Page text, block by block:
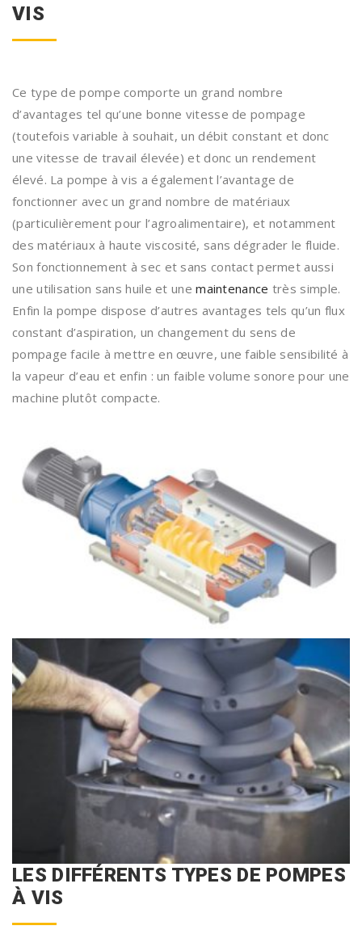
VIS
Ce type de pompe comporte un grand nombre
d’avantages tel qu’une bonne vitesse de pompage
(toutefois variable à souhait, un débit constant et donc
une vitesse de travail élevée) et donc un rendement
élevé. La pompe à vis a également l’avantage de
fonctionner avec un grand nombre de matériaux
(particulièrement pour l’agroalimentaire), et notamment
des matériaux à haute viscosité, sans dégrader le fluide.
Son fonctionnement à sec et sans contact permet aussi
une utilisation sans huile et unemaintenance très simple.
Enfin la pompe dispose d’autres avantages tels qu’un flux
constant d’aspiration, un changement du sens de
pompage facile à mettre en œuvre, une faible sensibilité à
la vapeur d’eau et enfin : un faible volume sonore pour une
machine plutôt compacte.
LES DIFFÉRENTS TYPES DE POMPES
À VIS